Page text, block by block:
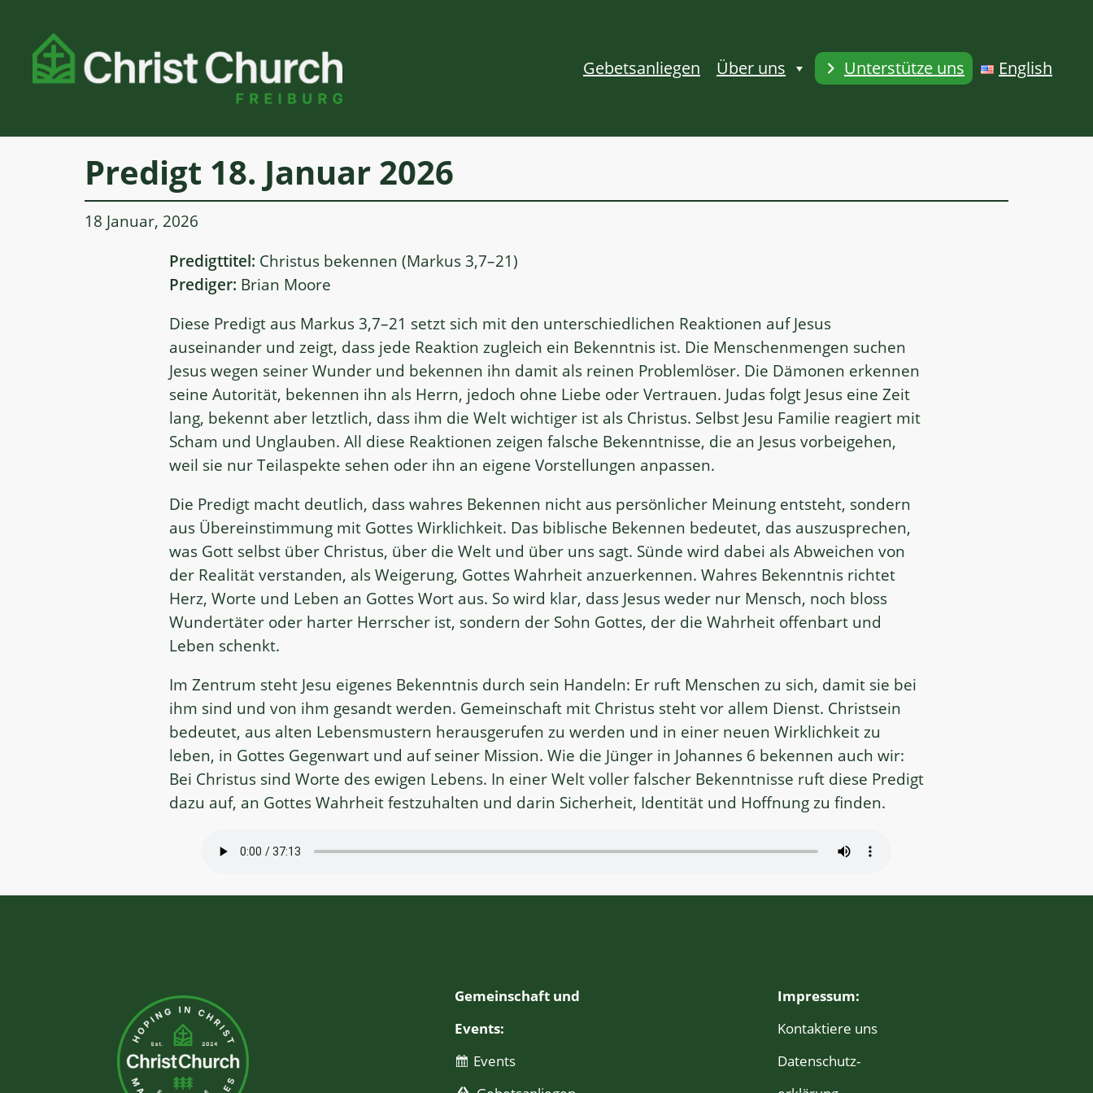
springen
Gebetsanliegen Über uns Unterstütze uns English
Predigt 18. Januar 2026
18 Januar, 2026
Predigttitel: Christus bekennen (Markus 3,7–21)
Prediger: Brian Moore
Diese Predigt aus Markus 3,7–21 setzt sich mit den unterschiedlichen Reaktionen auf Jesus
auseinander und zeigt, dass jede Reaktion zugleich ein Bekenntnis ist. Die Menschenmengen suchen
Jesus wegen seiner Wunder und bekennen ihn damit als reinen Problemlöser. Die Dämonen erkennen
seine Autorität, bekennen ihn als Herrn, jedoch ohne Liebe oder Vertrauen. Judas folgt Jesus eine Zeit
lang, bekennt aber letztlich, dass ihm die Welt wichtiger ist als Christus. Selbst Jesu Familie reagiert mit
Scham und Unglauben. All diese Reaktionen zeigen falsche Bekenntnisse, die an Jesus vorbeigehen,
weil sie nur Teilaspekte sehen oder ihn an eigene Vorstellungen anpassen.
Die Predigt macht deutlich, dass wahres Bekennen nicht aus persönlicher Meinung entsteht, sondern
aus Übereinstimmung mit Gottes Wirklichkeit. Das biblische Bekennen bedeutet, das auszusprechen,
was Gott selbst über Christus, über die Welt und über uns sagt. Sünde wird dabei als Abweichen von
der Realität verstanden, als Weigerung, Gottes Wahrheit anzuerkennen. Wahres Bekenntnis richtet
Herz, Worte und Leben an Gottes Wort aus. So wird klar, dass Jesus weder nur Mensch, noch bloss
Wundertäter oder harter Herrscher ist, sondern der Sohn Gottes, der die Wahrheit offenbart und
Leben schenkt.
Im Zentrum steht Jesu eigenes Bekenntnis durch sein Handeln: Er ruft Menschen zu sich, damit sie bei
ihm sind und von ihm gesandt werden. Gemeinschaft mit Christus steht vor allem Dienst. Christsein
bedeutet, aus alten Lebensmustern herausgerufen zu werden und in einer neuen Wirklichkeit zu
leben, in Gottes Gegenwart und auf seiner Mission. Wie die Jünger in Johannes 6 bekennen auch wir:
Bei Christus sind Worte des ewigen Lebens. In einer Welt voller falscher Bekenntnisse ruft diese Predigt
dazu auf, an Gottes Wahrheit festzuhalten und darin Sicherheit, Identität und Hoffnung zu finden.
Gemeinschaft und
Events:
Events
Impressum:
Kontaktiere uns
Daten­schutz­